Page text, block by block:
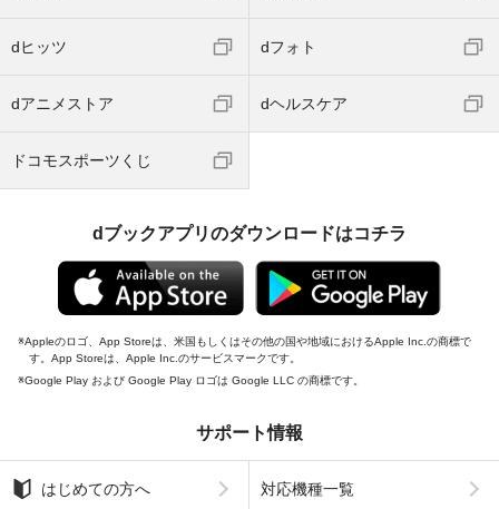
dヒッツ dフォト
dアニメストア dヘルスケア
ドコモスポーツくじ
dブックアプリのダウンロードはコチラ
Appleのロゴ、App Storeは、米国もしくはその他の国や地域におけるApple Inc.の商標で
す。App Storeは、Apple Inc.のサービスマークです。
Google Play および Google Play ロゴは Google LLC の商標です。
サポート情報
はじめての方へ 対応機種一覧